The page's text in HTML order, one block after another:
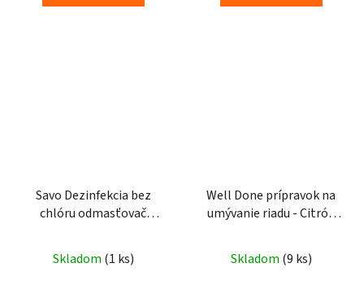
Savo Dezinfekcia bez
chlóru odmasťovač
Skladom (1 ks)
Well Done prípravok na
umývanie riadu - Citrón
Skladom (9 ks)